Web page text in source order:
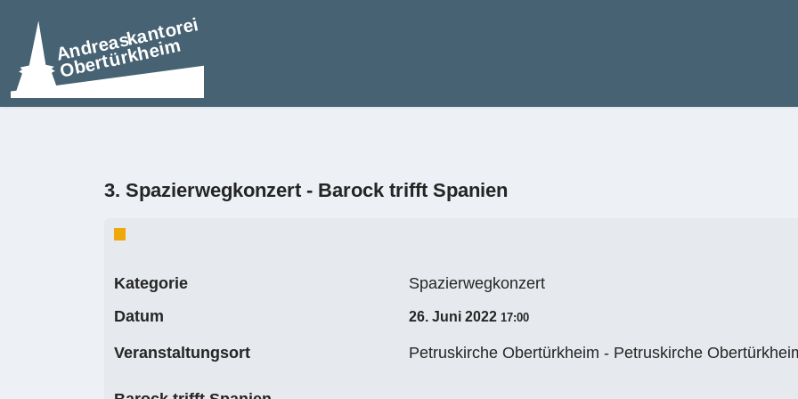
3. Spazierwegkonzert - Barock trifft Spanien
Kategorie
Spazierwegkonzert
Datum
26. Juni 2022 17:00
Veranstaltungsort Petruskirche Obertürkheim - Petruskirche